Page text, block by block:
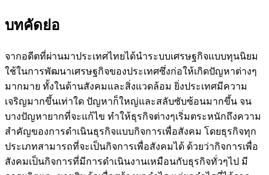
บทคัดย่อ
จากอดีตที่ผ่านมาประเทศไทยได้นำระบบเศรษฐกิจแบบทุนนิยม
ใช้ในการพัฒนาเศรษฐกิจของประเทศซึ่งก่อให้เกิดปัญหาต่างๆ
มากมาย ทั้งในด้านสังคมและสิ่งแวดล้อม ยิ่งประเทศมีความ
เจริญมากขึ้นเท่าใด ปัญหาก็ใหญ่และสลับซับซ้อนมากขึ้น จน
บางปัญหายากที่จะแก้ไข ทำให้ธุรกิจต่างๆเริ่มตระหนักถึงความ
สำคัญของการดำเนินธุรกิจแบบกิจการเพื่อสังคม โดยธุรกิจทุก
ประเภทสามารถที่จะเป็นกิจการเพื่อสังคมได้ ด้วยว่ากิจการเพื่อ
สังคมเป็นกิจการที่มีการดำเนินงานเหมือนกับธุรกิจทั่วๆไป มี